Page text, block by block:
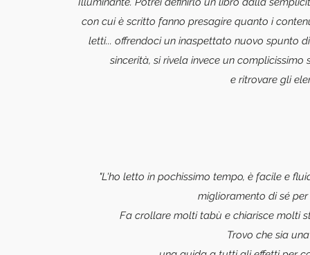
con cui è scritto fanno presagire quanto i
letti... offrendoci un inaspettato nuovo spunto
sincerità, si rivela invece un
e ritrovare gli
"L'ho letto in pochissimo tempo, è facile e
miglioramento di sé
Fa crollare molti tabù e chiarisce molti
Trovo che sia